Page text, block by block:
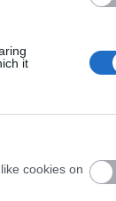
it
cookies on
—